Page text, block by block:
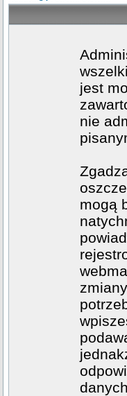
jest
nie
mogą